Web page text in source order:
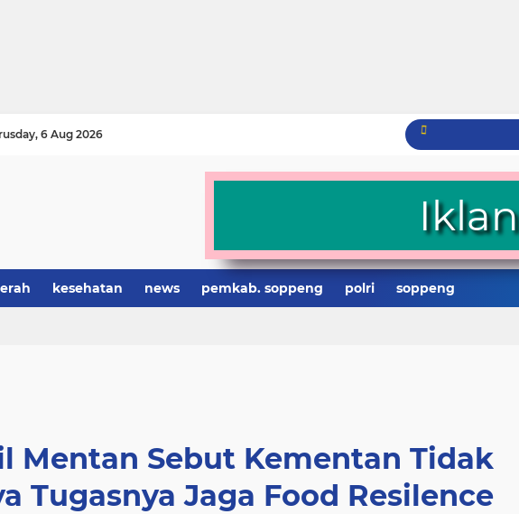
6 Aug 2026
Iklan
kesehatan news pemkab. soppeng polri soppeng
Mentan Sebut Kementan Tidak
Tugasnya Jaga Food Resilence